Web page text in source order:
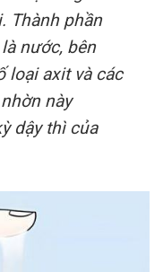
Thành phần
nước, bên
loại axit và các
này
dậy thì của